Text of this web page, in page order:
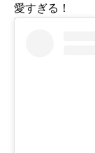
愛すぎる！